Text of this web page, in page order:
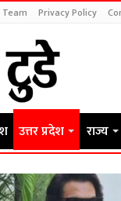
Privacy Policy
उत्तर प्रदेश राज्य